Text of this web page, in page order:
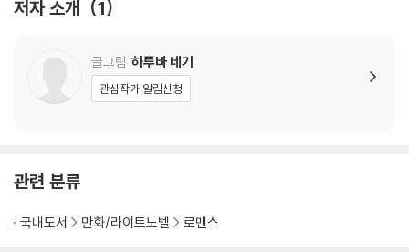
저자 소개 1
글그림 하루바 네기
관심작가 알림신청
관련 분류
국내도서 만화/라이트노벨 로맨스